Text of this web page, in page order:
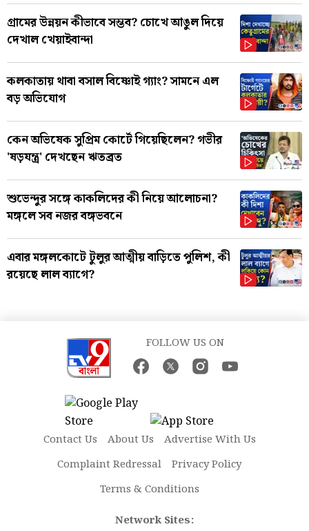
গ্রামের উন্নয়ন কীভাবে সম্ভব? চোখে আঙুল দিয়ে
দেখাল খেয়াইবান্দা
কলকাতায় থাবা বসাল বিষ্ণোই গ্যাং? সামনে এল
বড় অভিযোগ
কেন অভিষেক সুপ্রিম কোর্টে গিয়েছিলেন? গভীর
'ষড়যন্ত্র' দেখছেন ঋতব্রত
শুভেন্দুর সঙ্গে কাকলিদের কী নিয়ে আলোচনা?
মঙ্গলে সব নজর বঙ্গভবনে
এবার মঙ্গলকোটে টুলুর আত্মীয় বাড়িতে পুলিশ, কী
রয়েছে লাল ব্যাগে?
FOLLOW US ON
Contact Us About Us
Advertise With Us
Complaint Redressal
Privacy Policy
Terms & Conditions
Network Sites: